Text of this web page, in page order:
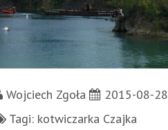
Wojciech Zgoła
2015-08-28
Tagi: kotwiczarka Czajka